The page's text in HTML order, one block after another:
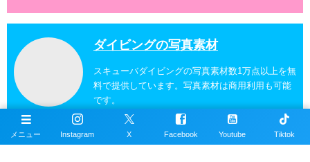
ダイビングの写真素材
スキューバダイビングの写真素材数1万点以上を無
料で提供しています。写真素材は商用利用も可能
です。
メニュー Instagram X Facebook Youtube Tiktok